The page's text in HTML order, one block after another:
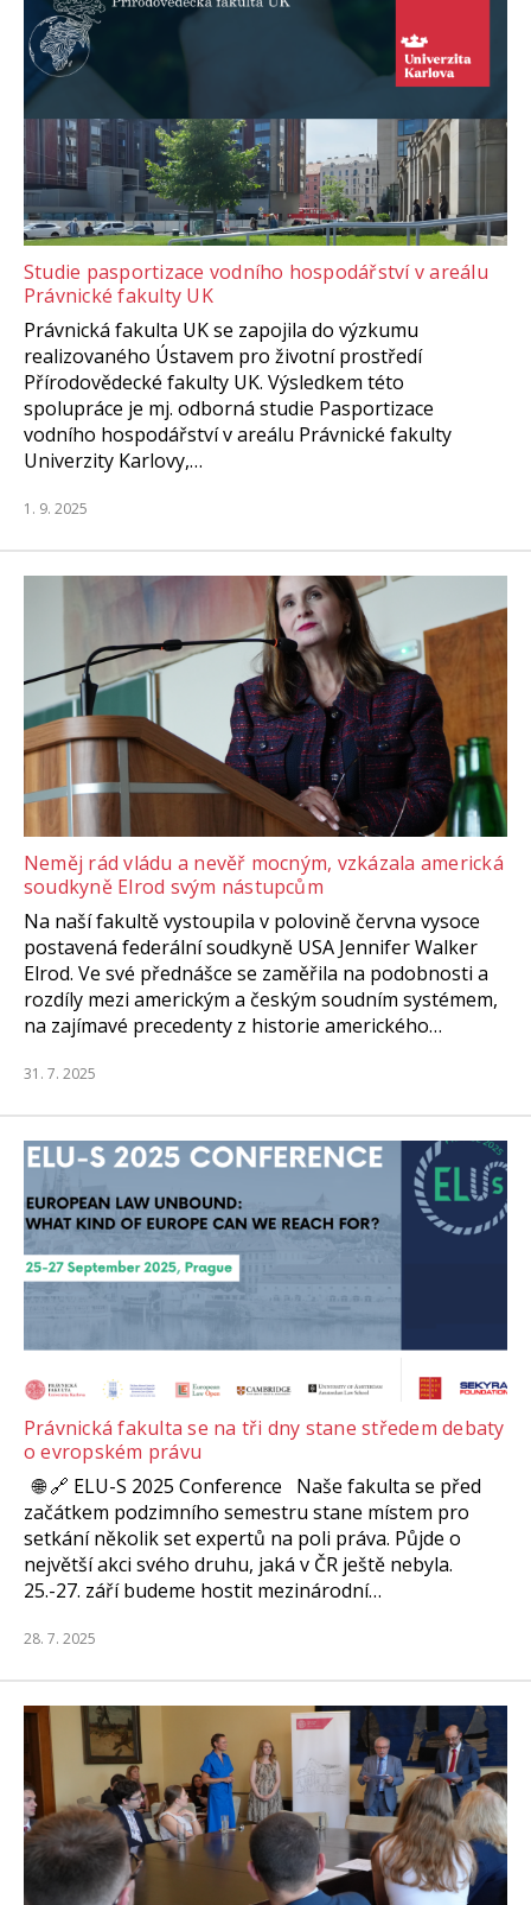
Studie pasportizace vodního hospodářství v areálu
Právnické fakulty UK
Právnická fakulta UK se zapojila do výzkumu
realizovaného Ústavem pro životní prostředí
Přírodovědecké fakulty UK. Výsledkem této
spolupráce je mj. odborná studie Pasportizace
vodního hospodářství v areálu Právnické fakulty
Univerzity Karlovy,…
1. 9. 2025
Neměj rád vládu a nevěř mocným, vzkázala americká
soudkyně Elrod svým nástupcům
Na naší fakultě vystoupila v polovině června vysoce
postavená federální soudkyně USA Jennifer Walker
Elrod. Ve své přednášce se zaměřila na podobnosti a
rozdíly mezi americkým a českým soudním systémem,
na zajímavé precedenty z historie amerického…
31. 7. 2025
Právnická fakulta se na tři dny stane středem debaty
o evropském právu
🌐 🔗 ELU-S 2025 Conference Naše fakulta se před
začátkem podzimního semestru stane místem pro
setkání několik set expertů na poli práva. Půjde o
největší akci svého druhu, jaká v ČR ještě nebyla.
25.-27. září budeme hostit mezinárodní…
28. 7. 2025